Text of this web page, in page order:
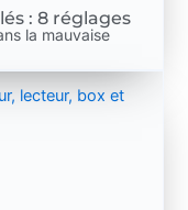
: 8 réglages
la mauvaise